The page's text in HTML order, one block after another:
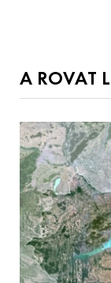
A ROVAT